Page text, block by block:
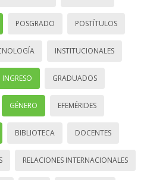
POSGRADO POSTÍTULOS
INSTITUCIONALES
INGRESO GRADUADOS
GÉNERO EFEMÉRIDES
BIBLIOTECA DOCENTES
RELACIONES INTERNACIONALES